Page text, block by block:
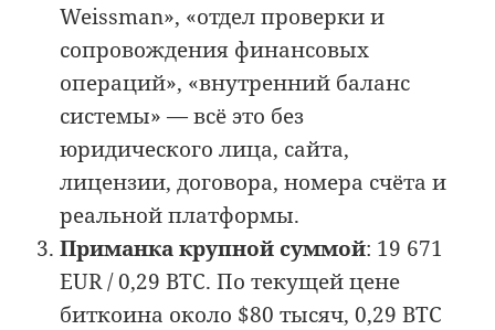
Weissman», «отдел проверки и
сопровождения финансовых
операций», «внутренний баланс
системы» — всё это без
юридического лица, сайта,
лицензии, договора, номера счёта и
реальной платформы.
Приманка крупной суммой: 19 671
EUR / 0,29 BTC. По текущей цене
биткоина около $80 тысяч, 0,29 BTC